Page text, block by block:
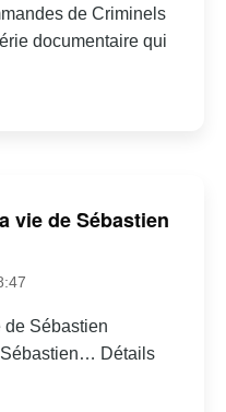
de Criminels
documentaire qui
vie de Sébastien
de Sébastien
Détails